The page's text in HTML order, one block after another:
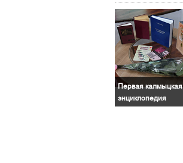
Первая калмыцкая
энциклопедия